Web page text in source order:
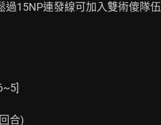
過15NP連發線可加入雙術傻隊伍